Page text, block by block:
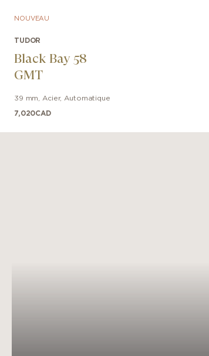
NOUVEAU
TUDOR
Black Bay 58
GMT
39 mm Acier, Automatique
7,020CAD